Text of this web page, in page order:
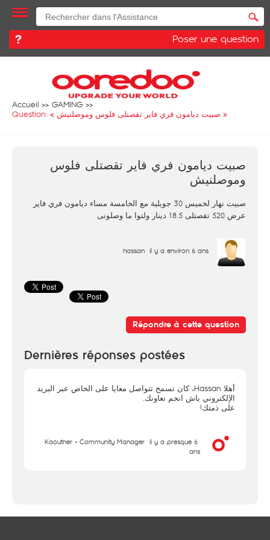
Poser une question
Accueil
GAMING
Question: « صبيت ديامون فري فاير تقصتلى فلوس وموصلنيش »
صبيت ديامون فري فاير تقصتلى فلوس
وموصلنيش
صبيت نهار لخميس 30 جويلية مع الخامسة مساء ديامون فري فاير
عرض 520 تقصتلى 18.5 دينار ولتوا ما وصلونى
hassan il y a environ 6 ans
Répondre à cette question
Dernières réponses postées
أهلا Hassan، كان تسمح تتواصل معايا على الخاص عبر البريد
الإلكتروني باش انجم نعاونك.
على ذمتك!
Kaouther - Community Manager il y a presque 6
ans